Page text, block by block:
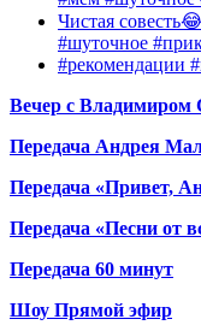
Чистая
#шуточное
#рекомендации
Вечер с Владимиром
Передача Андрея
Передача «Привет,
Передача «Песни от
Передача 60 минут
Шоу Прямой эфир